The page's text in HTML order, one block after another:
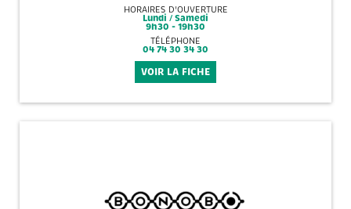
HORAIRES D'OUVERTURE
Lundi / Samedi
9h30 - 19h30
TÉLÉPHONE
04 74 30 34 30
VOIR LA FICHE